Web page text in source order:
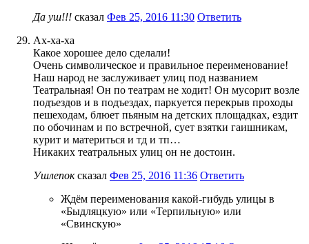
Да уш!!! сказал Фев 25, 2016 11:30 Ответить
Ах-ха-ха
Какое хорошее дело сделали!
Очень символическое и правильное переименование!
Наш народ не заслуживает улиц под названием
Театральная! Он по театрам не ходит! Он мусорит возле
подъездов и в подъездах, паркуется перекрыв проходы
пешеходам, блюет пьяным на детских площадках, ездит
по обочинам и по встречной, сует взятки гаишникам,
курит и материться и тд и тп…
Никаких театральных улиц он не достоин.
Ушлепоксказал Фев 25, 2016 11:36 Ответить
Ждём переименования какой-гибудь улицы в
«Быдляцкую» или «Терпильную» или
«Свинскую»